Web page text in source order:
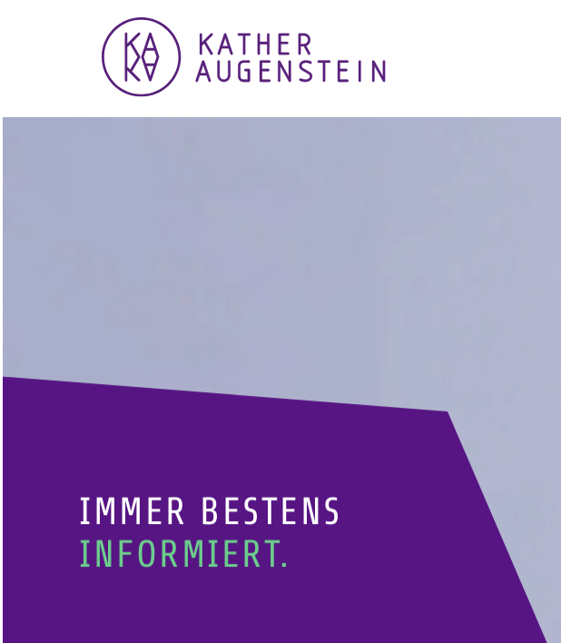
IMMER BESTENS
INFORMIERT.